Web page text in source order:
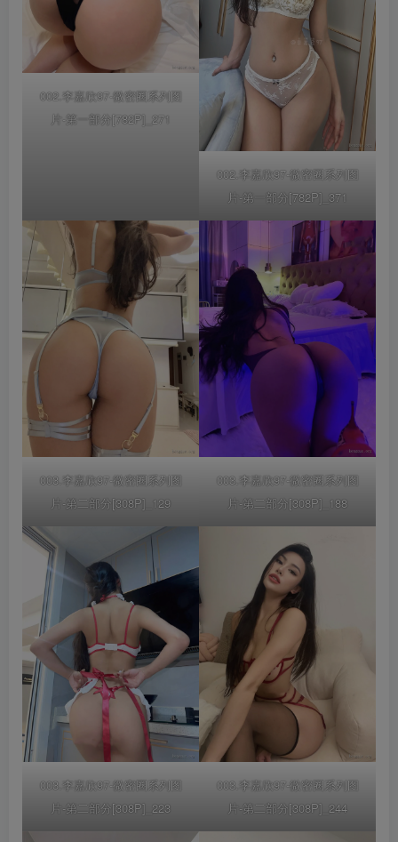
002.李嘉欣97-微密圈系列图
片-第一部分[782P]_271
002.李嘉欣97-微密圈系列图
片-第一部分[782P]_371
003.李嘉欣97-微密圈系列图
片-第二部分[308P]_129
003.李嘉欣97-微密圈系列图
片-第二部分[308P]_188
003.李嘉欣97-微密圈系列图
片-第二部分[308P]_223
003.李嘉欣97-微密圈系列图
片-第二部分[308P]_244